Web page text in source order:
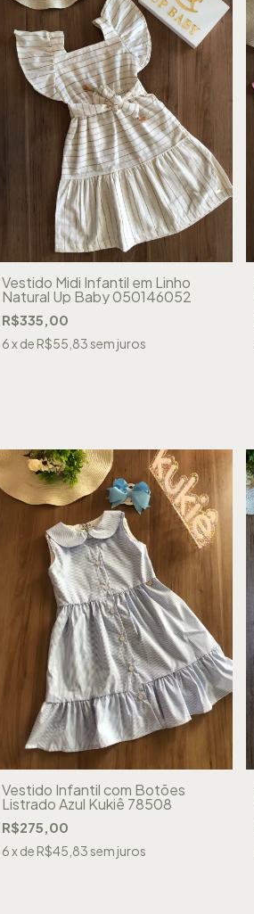
Vestido Midi Infantil em Linho
Natural Up Baby 050146052
R$335,00
6x de R$55,83sem juros
Vestido Infantil com Botões
Listrado Azul Kukiê 78508
R$275,00
6x de R$45,83sem juros